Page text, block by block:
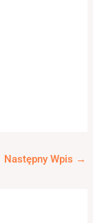
Następny Wpis →